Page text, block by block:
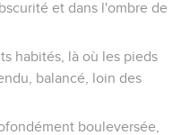
et dans l'ombre de
habités, là où les pieds
balancé, loin des
bouleversée,